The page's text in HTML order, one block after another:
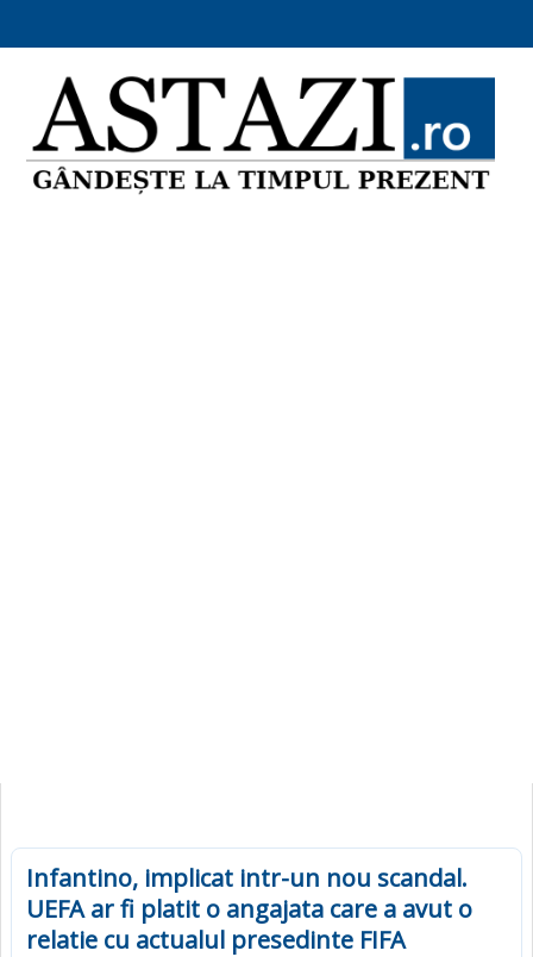
Infantino, implicat intr-un nou scandal.
UEFA ar fi platit o angajata care a avut o
relatie cu actualul presedinte FIFA